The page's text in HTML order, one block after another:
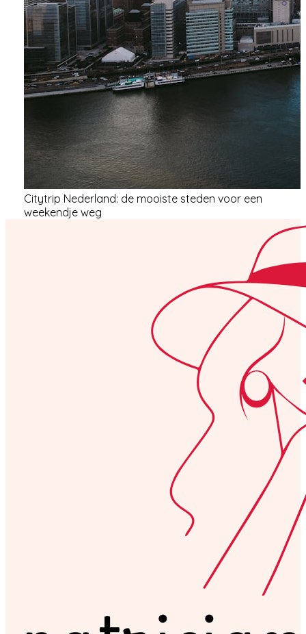
Citytrip Nederland: de mooiste steden voor een
weekendje weg